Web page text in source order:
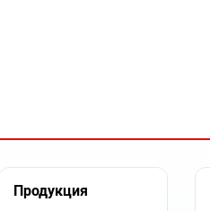
Продукция